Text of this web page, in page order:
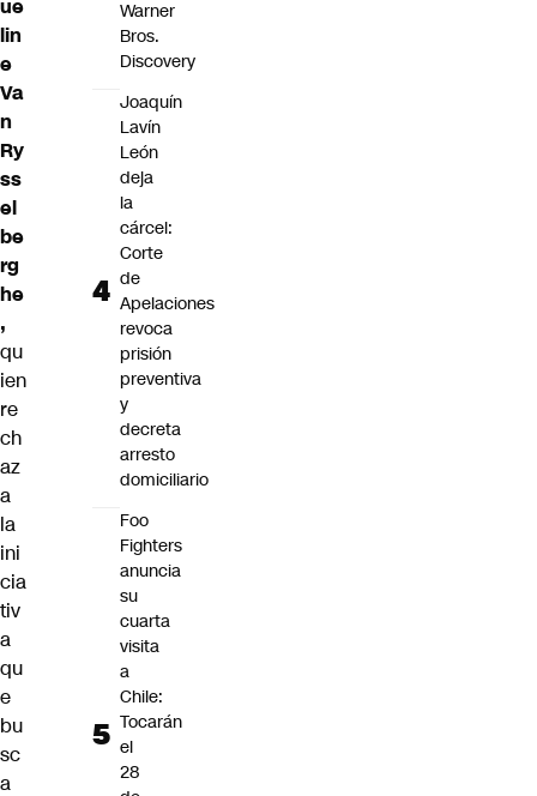
ue
lin
e
Va
n
Ry
ss
el
be
rg
he
,
qu
ien
re
ch
az
a
la
ini
cia
tiv
a
qu
e
bu
sc
a
Warner
Bros.
Discovery
Joaquín
Lavín
León
deja
la
cárcel:
Corte
de
Apelaciones
revoca
prisión
preventiva
y
decreta
arresto
domiciliario
Foo
Fighters
anuncia
su
cuarta
visita
a
Chile:
Tocarán
el
28